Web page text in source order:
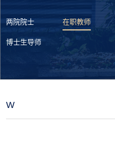
两院院士 在职教师
博士生导师
W